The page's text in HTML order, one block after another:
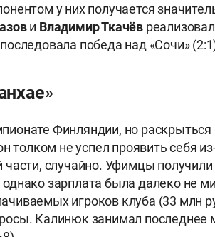
у них получается
и Владимир Ткачёв
победа над «Сочи»
Финляндии, но раскрыться
толком не успел проявить себя
случайно. Уфимцы получили
однако зарплата была далеко не
игроков клуба (33 млн
Калинюк занимал последнее